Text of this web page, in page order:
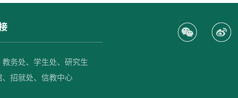
教务处、 学生处、 研究生
招就处、 信教中心